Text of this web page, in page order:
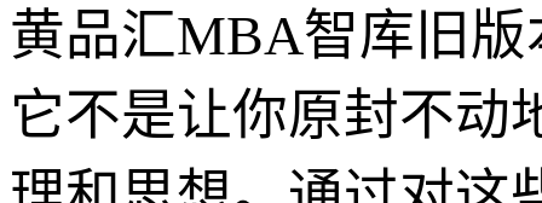
黄品汇MBA智库旧版
它不是让你原封不动